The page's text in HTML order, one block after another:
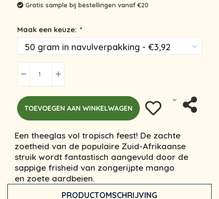
Gratis sample bij bestellingen vanaf €20
Maak een keuze: *
TOEVOEGEN AAN WINKELWAGEN
Een theeglas vol tropisch feest! De zachte
zoetheid van de populaire Zuid-Afrikaanse
struik wordt fantastisch aangevuld door de
sappige frisheid van zongerijpte mango
en zoete aardbeien.
PRODUCTOMSCHRIJVING